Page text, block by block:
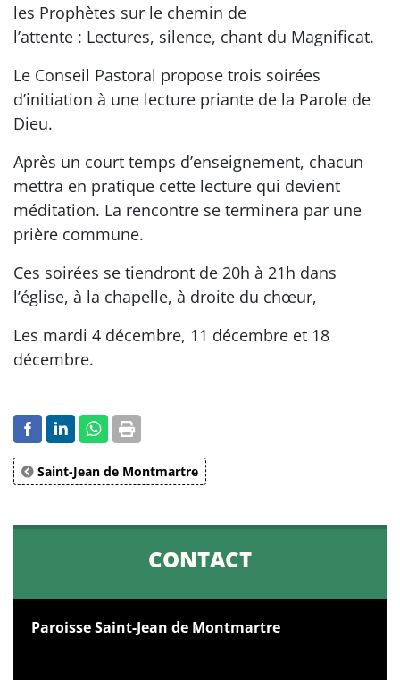
les Prophètes sur le chemin de
l’attente : Lectures, silence, chant du Magnificat.
Le Conseil Pastoral propose trois soirées
d’initiation à une lecture priante de la Parole de
Dieu.
Après un court temps d’enseignement, chacun
mettra en pratique cette lecture qui devient
méditation. La rencontre se terminera par une
prière commune.
Ces soirées se tiendront de 20h à 21h dans
l’église, à la chapelle, à droite du chœur,
Les mardi 4 décembre, 11 décembre et 18
décembre.
Saint-Jean de Montmartre
CONTACT
Paroisse Saint-Jean de Montmartre